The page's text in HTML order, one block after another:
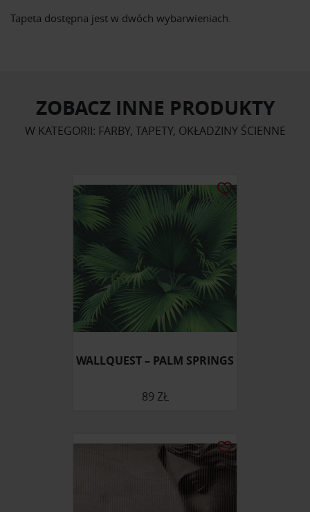
Tapeta dostępna jest w dwóch wybarwieniach.
ZOBACZ INNE PRODUKTY
W KATEGORII: FARBY, TAPETY, OKŁADZINY ŚCIENNE
WALLQUEST – PALM SPRINGS
89 ZŁ